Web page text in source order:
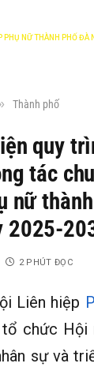
PHỤ NỮ THÀNH PHỐ ĐÀ
Thành phố
quy
tác
nữ
2025-
2 PHÚT ĐỌC
Liên hiệp
chức Hội
sự và